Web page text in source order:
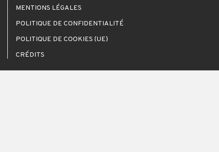
MENTIONS LÉGALES
POLITIQUE DE CONFIDENTIALITÉ
POLITIQUE DE COOKIES (UE)
CRÉDITS